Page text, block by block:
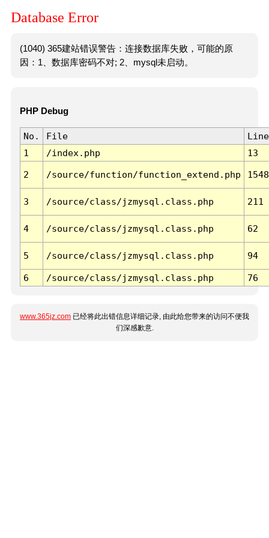
Database Error
(1040) 365建站错误警告：连接数据库失败，可能的原
因：1、数据库密码不对; 2、mysql未启动。
PHP Debug
No. File
Line
1
/index.php 13
2 /source/function/function_extend.php 1548
3 /source/class/jzmysql.class.php 211
4 /source/class/jzmysql.class.php 62
5 /source/class/jzmysql.class.php 94
6 /source/class/jzmysql.class.php 76
www.365jz.com 已经将此出错信息详细记录, 由此给您带来的访问不便我
们深感歉意.